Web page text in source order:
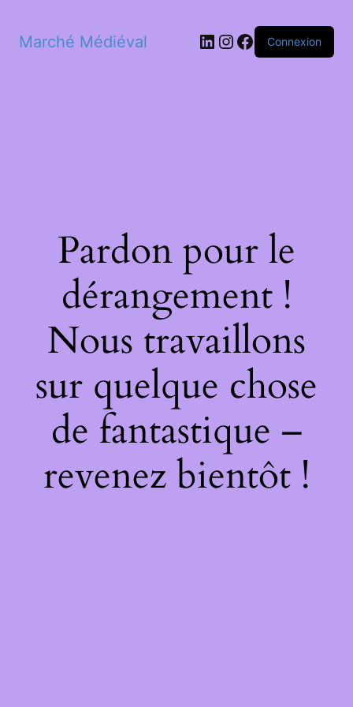
Marché Médiéval LinkedIn
Instagram
Facebook
Connexion
Pardon pour le
dérangement !
Nous travaillons
sur quelque chose
de fantastique –
revenez bientôt !